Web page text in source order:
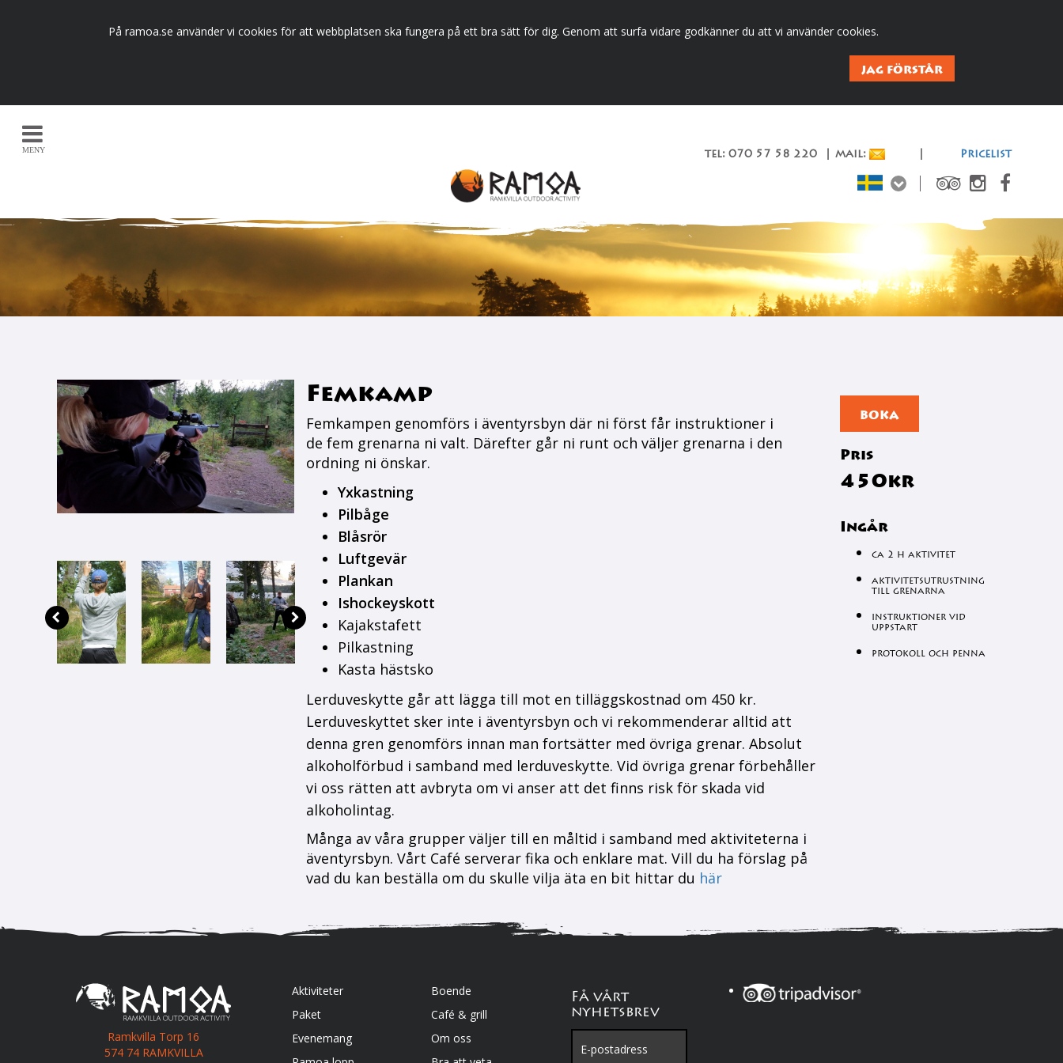
På ramoa.se använder vi cookies för att webbplatsen ska fungera på ett bra sätt för dig. Genom att surfa vidare godkänner du att vi använder cookies.
JAG FÖRSTÅR
tel: 070 57 58 220 | mail: Pricelist
MENY
Femkamp
Femkampen genomförs i äventyrsbyn där ni först får instruktioner i
de fem grenarna ni valt. Därefter går ni runt och väljer grenarna i den
ordning ni önskar.
Yxkastning
Pilbåge
Blåsrör
Luftgevär
Plankan
Ishockeyskott
Kajakstafett
Pilkastning
Kasta hästsko
Lerduveskytte går att lägga till mot en tilläggskostnad om 450 kr.
Lerduveskyttet sker inte i äventyrsbyn och vi rekommenderar alltid att
denna gren genomförs innan man fortsätter med övriga grenar. Absolut
alkoholförbud i samband med lerduveskytte. Vid övriga grenar förbehåller
vi oss rätten att avbryta om vi anser att det finns risk för skada vid
alkoholintag.
Många av våra grupper väljer till en måltid i samband med aktiviteterna i
äventyrsbyn. Vårt Café serverar fika och enklare mat. Vill du ha förslag på
vad du kan beställa om du skulle vilja äta en bit hittar du här
BOKA
Pris
450kr
Ingår
ca 2 h aktivitet
aktivitetsutrustning
till grenarna
instruktioner vid
uppstart
protokoll och penna
Ramkvilla Torp 16
574 74 RAMKVILLA
Aktiviteter
Paket
Evenemang
Boende
Café & grill
Om oss
Få vårt
nyhetsbrev